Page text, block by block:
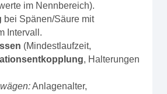
im Nennbereich).
bei Spänen/Säure mit
Intervall.
(Mindestlaufzeit,
, Halterungen
Anlagenalter,